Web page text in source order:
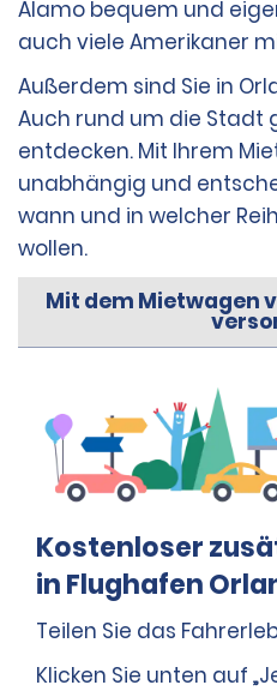
Alamo bequem und
auch viele Amerikaner
Außerdem sind Sie in
Auch rund um die Stadt
entdecken. Mit Ihrem
unabhängig und
wann und in welcher
wollen.
Mit dem Mietwagen
Kostenloser
in Flughafen
Teilen Sie das
Klicken Sie unten auf